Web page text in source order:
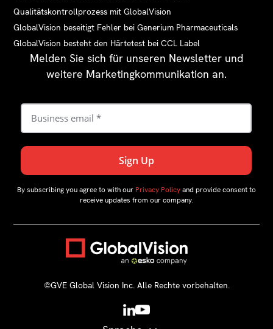
Qualitätskontrollprozess mit GlobalVision
GlobalVision beseitigt Fehler bei Generium Pharmaceuticals
GlobalVision besteht den Härtetest bei CCL Label
Melden Sie sich für unseren Newsletter und
weitere Marketingkommunikation an.
By subscribing you agree to with our Privacy Policyand provide consent to
receive updates from our company.
©GVE Global Vision Inc. Alle Rechte vorbehalten.